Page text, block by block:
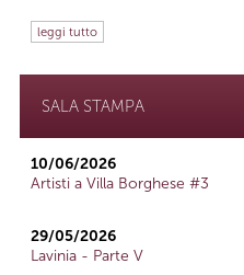
leggi tutto
SALA STAMPA
10/06/2026
Artisti a Villa Borghese #3
29/05/2026
Lavinia - Parte V